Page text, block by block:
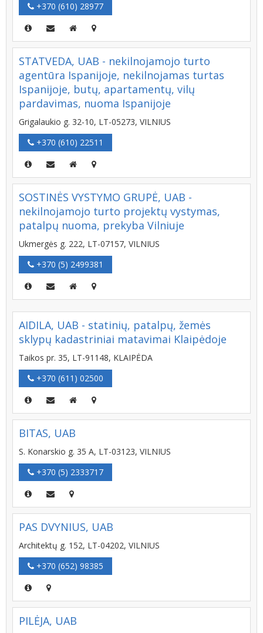
+370 (610) 28977
STATVEDA, UAB - nekilnojamojo turto
agentūra Ispanijoje, nekilnojamas turtas
Ispanijoje, butų, apartamentų, vilų
pardavimas, nuoma Ispanijoje
Grigalaukio g. 32-10, LT-05273, VILNIUS
+370 (610) 22511
SOSTINĖS VYSTYMO GRUPĖ, UAB -
nekilnojamojo turto projektų vystymas,
patalpų nuoma, prekyba Vilniuje
Ukmergės g. 222, LT-07157, VILNIUS
+370 (5) 2499381
AIDILA, UAB - statinių, patalpų, žemės
sklypų kadastriniai matavimai Klaipėdoje
Taikos pr. 35, LT-91148, KLAIPĖDA
+370 (611) 02500
BITAS, UAB
S. Konarskio g. 35 A, LT-03123, VILNIUS
+370 (5) 2333717
PAS DVYNIUS, UAB
Architektų g. 152, LT-04202, VILNIUS
+370 (652) 98385
PILĖJA, UAB